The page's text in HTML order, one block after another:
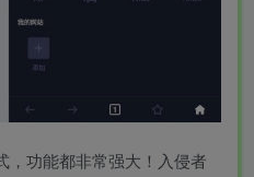
，功能都非常强大！入侵者